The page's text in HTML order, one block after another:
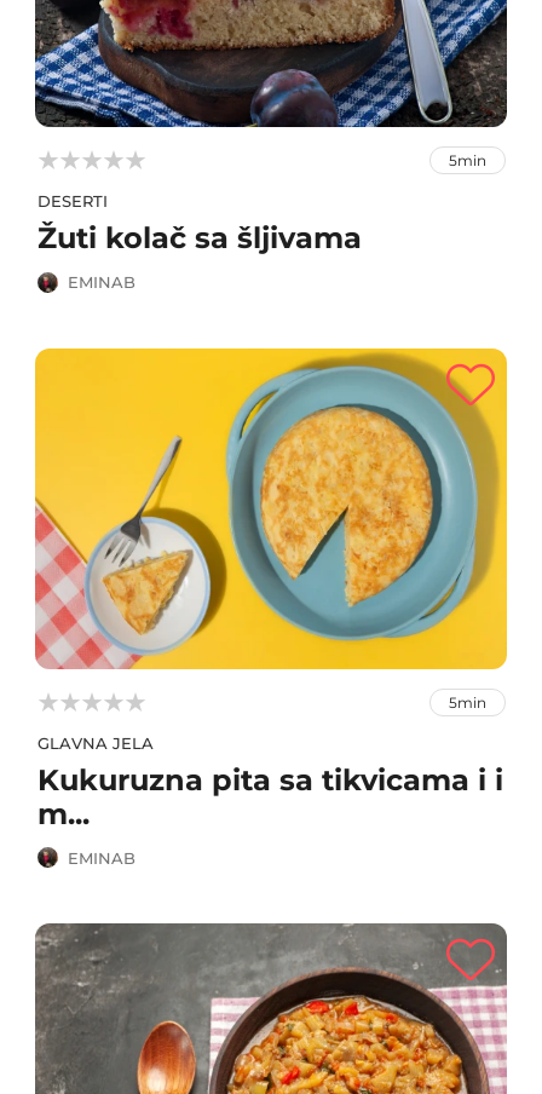


 5min
DESERTI
Žuti kolač sa šljivama
EMINAB


 5min
GLAVNA JELA
Kukuruzna pita sa tikvicama i i
m...
EMINAB